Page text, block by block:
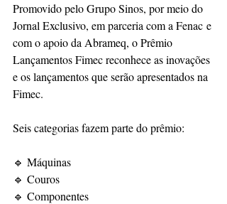
Promovido pelo Grupo Sinos, por meio do
Jornal Exclusivo, em parceria com a Fenac e
com o apoio da Abrameq, o Prêmio
Lançamentos Fimec reconhece as inovações
e os lançamentos que serão apresentados na
Fimec.
Seis categorias fazem parte do prêmio:
🔹 Máquinas
🔹 Couros
🔹 Componentes